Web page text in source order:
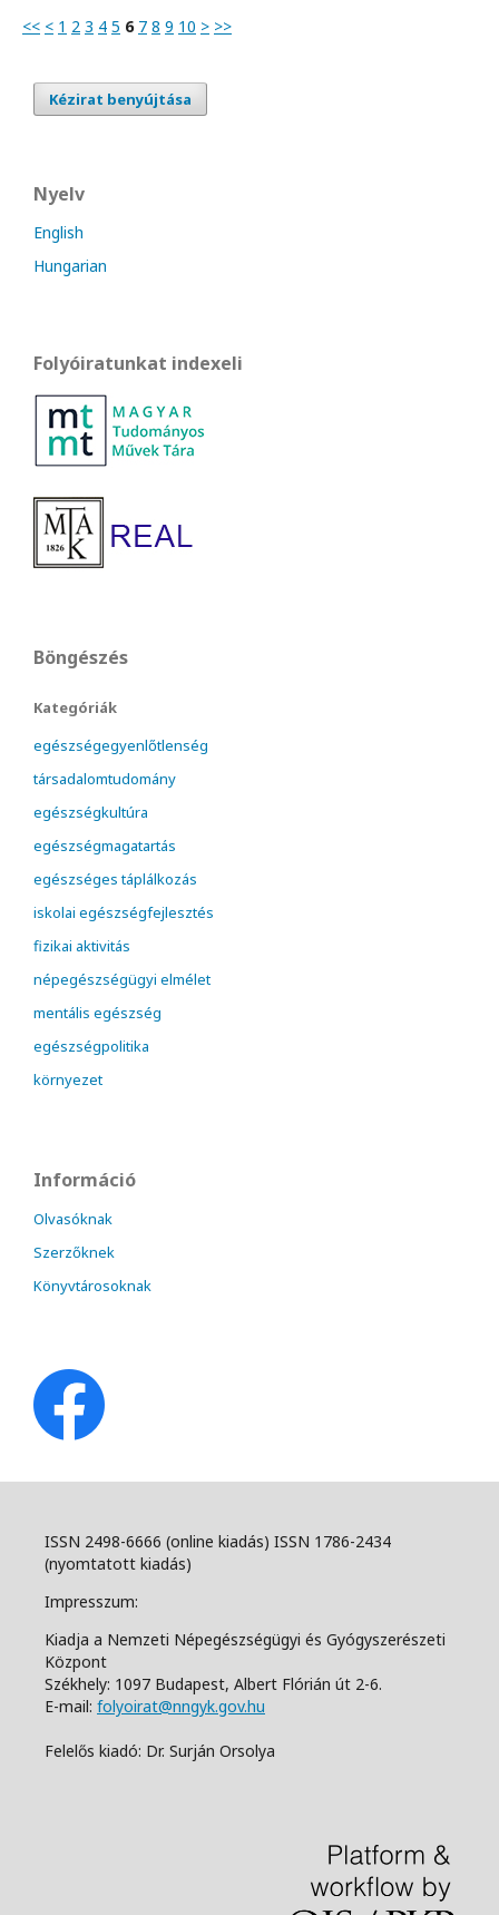
<< < 1 2 3 4 5 6 7 8 9 10 > >>
Kézirat benyújtása
Nyelv
English
Hungarian
Folyóiratunkat indexeli
Böngészés
Kategóriák
egészségegyenlőtlenség
társadalomtudomány
egészségkultúra
egészségmagatartás
egészséges táplálkozás
iskolai egészségfejlesztés
fizikai aktivitás
népegészségügyi elmélet
mentális egészség
egészségpolitika
környezet
Információ
Olvasóknak
Szerzőknek
Könyvtárosoknak
ISSN 2498-6666 (online kiadás) ISSN 1786-2434
(nyomtatott kiadás)
Impresszum:
Kiadja a Nemzeti Népegészségügyi és Gyógyszerészeti
Központ
Székhely: 1097 Budapest, Albert Flórián út 2-6.
E-mail: folyoirat@nngyk.gov.hu
Felelős kiadó: Dr. Surján Orsolya